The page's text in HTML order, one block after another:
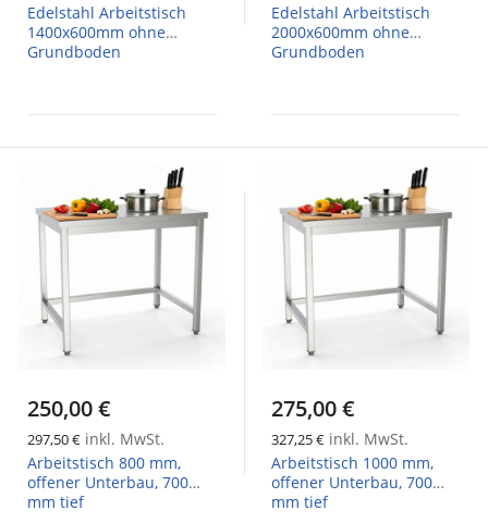
Edelstahl Arbeitstisch
1400x600mm ohne
Grundboden
Edelstahl Arbeitstisch
2000x600mm ohne
Grundboden
250,00 €
297,50 € inkl. MwSt.
Arbeitstisch 800 mm,
offener Unterbau, 700
mm tief
275,00 €
327,25 € inkl. MwSt.
Arbeitstisch 1000 mm,
offener Unterbau, 700
mm tief